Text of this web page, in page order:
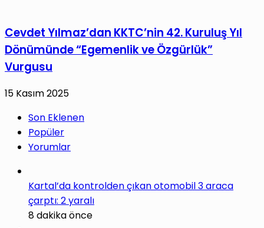
Cevdet Yılmaz’dan KKTC’nin 42. Kuruluş Yıl
Dönümünde “Egemenlik ve Özgürlük”
Vurgusu
15 Kasım 2025
Son Eklenen
Popüler
Yorumlar
Kartal’da kontrolden çıkan otomobil 3 araca
çarptı: 2 yaralı
8 dakika önce